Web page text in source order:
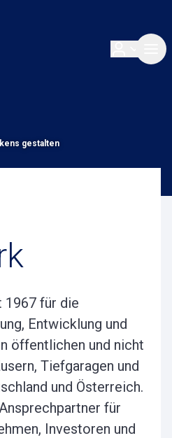
gestalten
1967 für die
Entwicklung und
öffentlichen und nicht
Tiefgaragen und
und Österreich.
für
Investoren und